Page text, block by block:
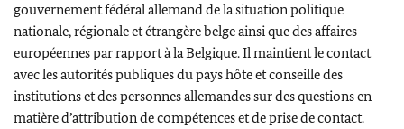
gouvernement fédéral allemand de la situation politique
nationale, régionale et étrangère belge ainsi que des affaires
européennes par rapport à la Belgique. Il maintient le contact
avec les autorités publiques du pays hôte et conseille des
institutions et des personnes allemandes sur des questions en
matière d’attribution de compétences et de prise de contact.